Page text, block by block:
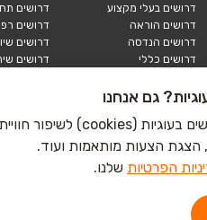
דרושים בעלי מקצוע
דרושים הוראה
דרושים הנדסה
דרושים כללי
דרושים לוגיסטיקה
דרושים מכירות
הייטק חומרה
דרושים
דרושים
דרושים
דרושים
הייטק כללי
הייטק
גם אנחנו
אנחנו משתמשים בעוגיות (cookies) לשיפור חוויית
הצגת הצעות מותאמות ועוד.
הפרטיות שלנו.